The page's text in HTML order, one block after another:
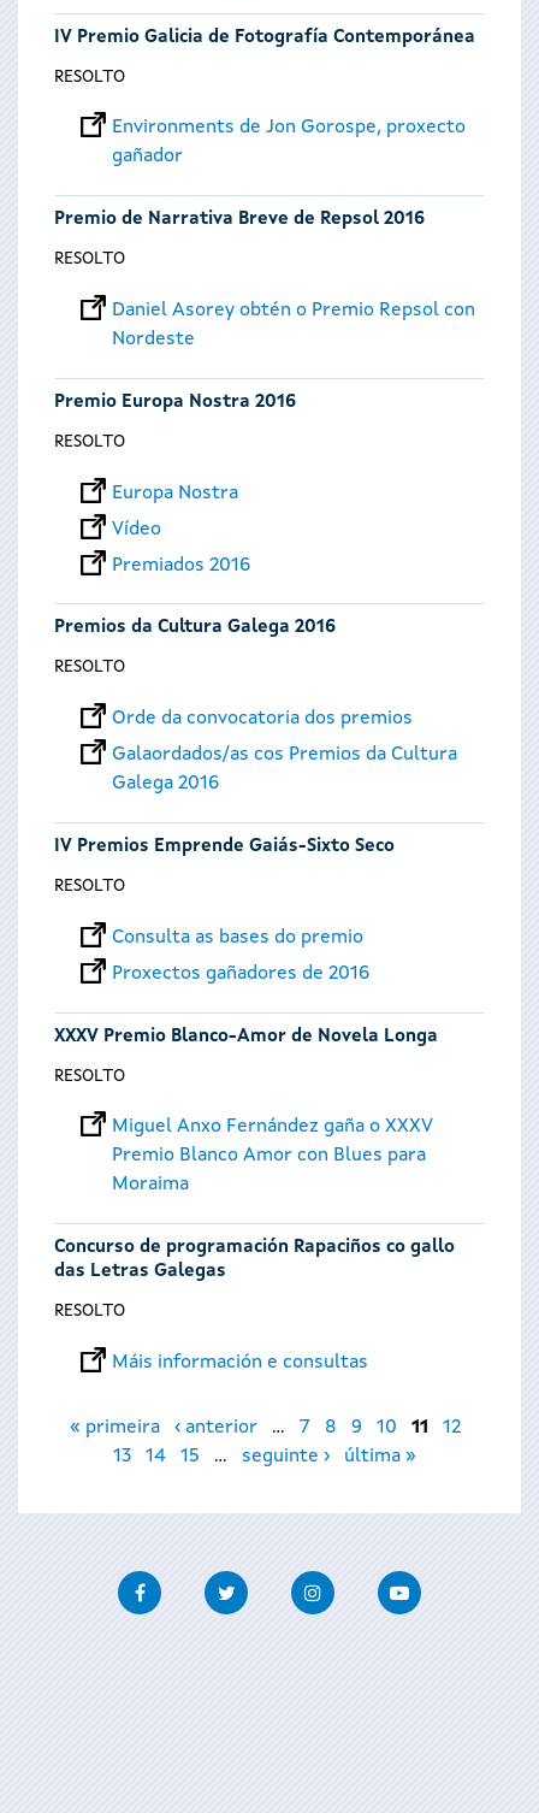
IV Premio Galicia de Fotografía Contemporánea
RESOLTO
Environments de Jon Gorospe, proxecto
gañador
Premio de Narrativa Breve de Repsol 2016
RESOLTO
Daniel Asorey obtén o Premio Repsol con
Nordeste
Premio Europa Nostra 2016
RESOLTO
Europa Nostra
Vídeo
Premiados 2016
Premios da Cultura Galega 2016
RESOLTO
Orde da convocatoria dos premios
Galaordados/as cos Premios da Cultura
Galega 2016
IV Premios Emprende Gaiás-Sixto Seco
RESOLTO
Consulta as bases do premio
Proxectos gañadores de 2016
XXXV Premio Blanco-Amor de Novela Longa
RESOLTO
Miguel Anxo Fernández gaña o XXXV
Premio Blanco Amor con Blues para
Moraima
Concurso de programación Rapaciños co gallo
das Letras Galegas
RESOLTO
Máis información e consultas
Páxinas
« primeira ‹ anterior … 7 8 9 10 11
12
13
14 15 … seguinte › última »
FacebookTwitter InstagramYoutube